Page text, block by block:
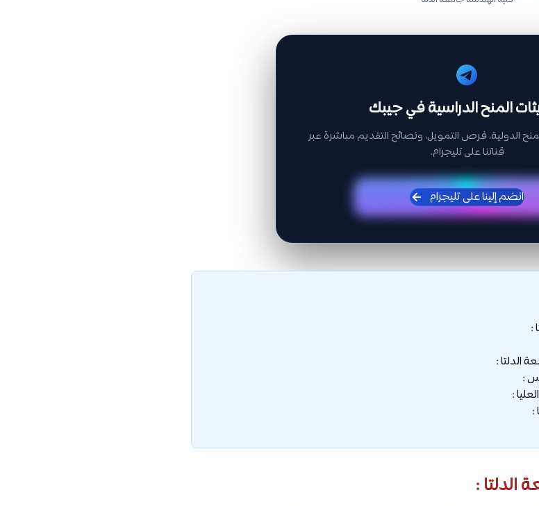
المنح الدراسية في جيبك
الدولية، فرص التمويل، ونصائح التقديم مباشرة عبر
قناتنا على تليجرام.
انضم إلينا على تليجرام
:
الدلتا :
:
:
:
الدلتا :